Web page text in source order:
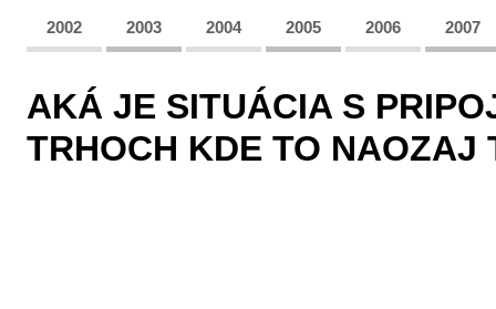
2002 2003 2004 2005 2006 2007
AKÁ JE SITUÁCIA S
TRHOCH KDE TO NAOZAJ